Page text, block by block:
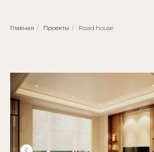
Главная / Проекты / Road house